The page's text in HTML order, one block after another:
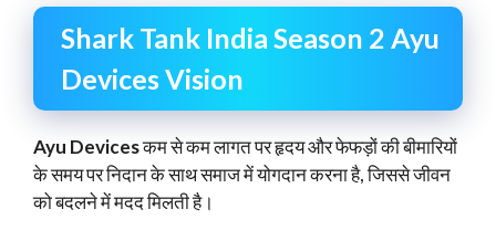
Shark Tank India Season 2 Ayu
Devices Vision
Ayu Devicesकम से कम लागत पर हृदय और फेफड़ों की बीमारियों
के समय पर निदान के साथ समाज में योगदान करना है, जिससे जीवन
को बदलने में मदद मिलती है।